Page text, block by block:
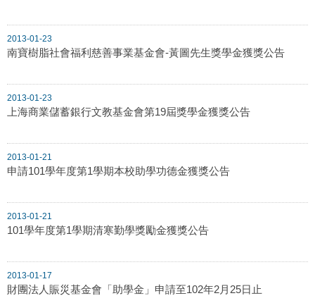
2013-01-23
南寶樹脂社會福利慈善事業基金會-黃圖先生獎學金獲獎公告
2013-01-23
上海商業儲蓄銀行文教基金會第19屆獎學金獲獎公告
2013-01-21
申請101學年度第1學期本校助學功德金獲獎公告
2013-01-21
101學年度第1學期清寒勤學獎勵金獲獎公告
2013-01-17
財團法人賑災基金會「助學金」申請至102年2月25日止